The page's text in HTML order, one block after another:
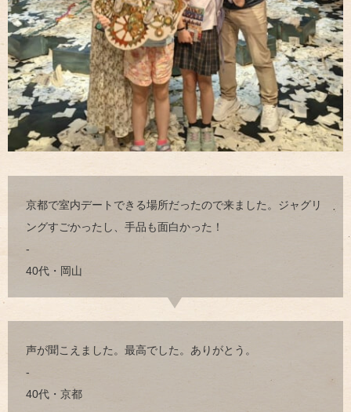
京都で室内デートできる場所だったので来ました。ジャグリ
ングすごかったし、手品も面白かった！
-
40代・岡山
声が聞こえました。最高でした。ありがとう。
-
40代・京都